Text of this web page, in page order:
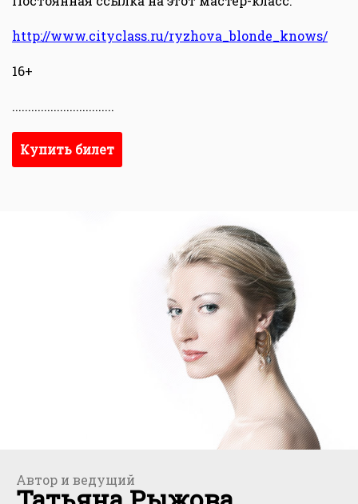
http://www.cityclass.ru/ryzhova_blonde_knows/
16+
................................
Купить билет
Автор и ведущий